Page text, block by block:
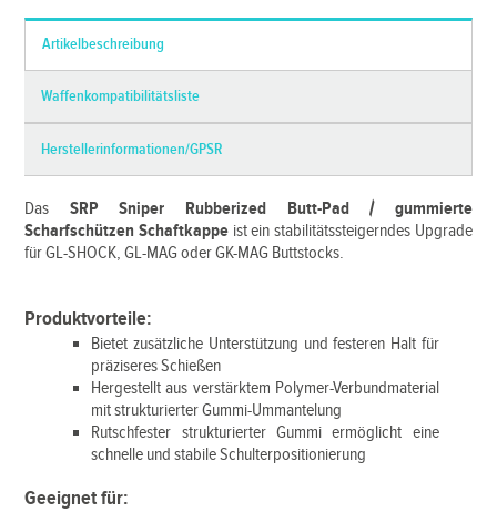
Artikelbeschreibung
Waffenkompatibilitätsliste
Herstellerinformationen/GPSR
Das SRP Sniper Rubberized Butt-Pad / gummierte
Scharfschützen Schaftkappe ist ein stabilitätssteigerndes Upgrade
für GL-SHOCK, GL-MAG oder GK-MAG Buttstocks.
Produktvorteile:
Bietet zusätzliche Unterstützung und festeren Halt für
präziseres Schießen
Hergestellt aus verstärktem Polymer-Verbundmaterial
mit strukturierter Gummi-Ummantelung
Rutschfester strukturierter Gummi ermöglicht eine
schnelle und stabile Schulterpositionierung
Geeignet für: